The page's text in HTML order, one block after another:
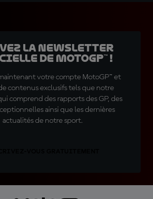
la Newsletter
de MotoGP™ !
votre compte MotoGP™ et
contenus exclusifs tels que notre
comprend des rapports des GP, des
ainsi que les dernières
actualités de notre sport.